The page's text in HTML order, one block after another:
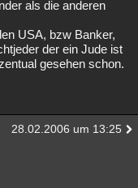
als die anderen
USA, bzw Banker,
der ein Jude ist
gesehen schon.
28.02.2006 um 13:25